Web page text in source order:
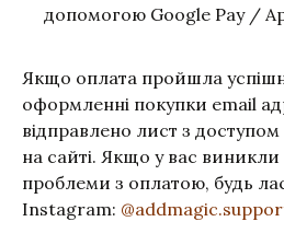
допомогою Google Pay /
Якщо оплата пройшла
оформленні покупки email
відправлено лист з
на сайті. Якщо у вас
проблеми з оплатою, будь
Instagram: